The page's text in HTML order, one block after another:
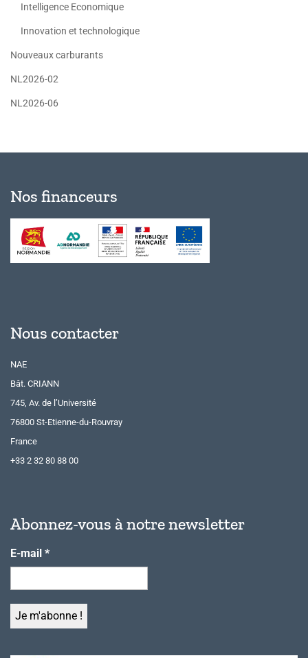
Intelligence Economique
Innovation et technologique
Nouveaux carburants
NL2026-02
NL2026-06
Nos financeurs
Nous contacter
NAE
Bât. CRIANN
745, Av. de l’Université
76800 St-Etienne-du-Rouvray
France
+33 2 32 80 88 00
Abonnez-vous à notre newsletter
E-mail *